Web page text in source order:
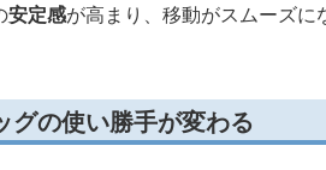
安定感が高まり、移動がスムーズに
グの使い勝手が変わる